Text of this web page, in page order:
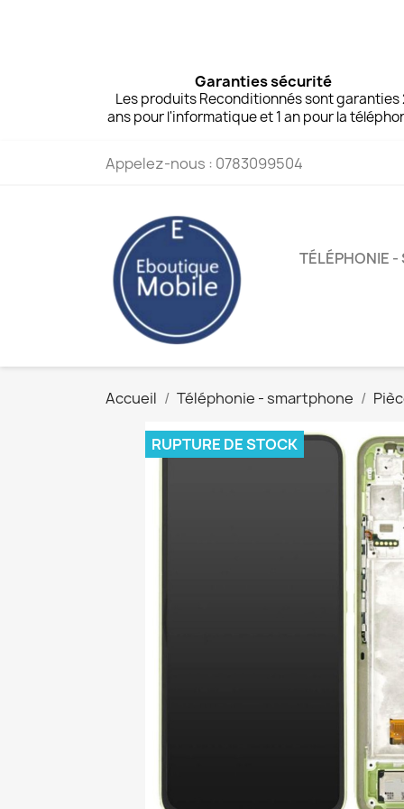
Garanties sécurité
Les produits Reconditionnés sont garanties
ans pour l'informatique et 1 an pour la
Appelez-nous : 0783099504
TÉLÉPHONIE
Accueil Téléphonie - smartphone
RUPTURE DE STOCK